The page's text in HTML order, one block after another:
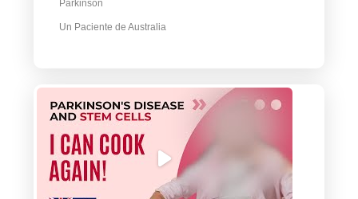
Parkinson
Un Paciente de Australia